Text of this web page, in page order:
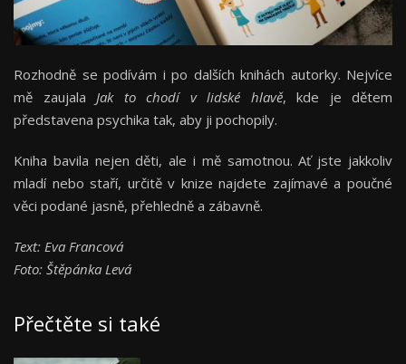
Rozhodně se podívám i po dalších knihách autorky. Nejvíce
mě zaujala Jak to chodí v lidské hlavě, kde je dětem
představena psychika tak, aby ji pochopily.
Kniha bavila nejen děti, ale i mě samotnou. Ať jste jakkoliv
mladí nebo staří, určitě v knize najdete zajímavé a poučné
věci podané jasně, přehledně a zábavně.
Text: Eva Francová
Foto: Štěpánka Levá
Přečtěte si také